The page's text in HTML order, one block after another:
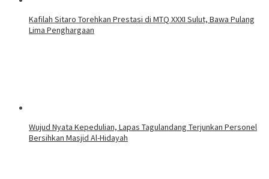
Kafilah Sitaro Torehkan Prestasi di MTQ XXXI Sulut, Bawa Pulang
Lima Penghargaan
Wujud Nyata Kepedulian, Lapas Tagulandang Terjunkan Personel
Bersihkan Masjid Al-Hidayah